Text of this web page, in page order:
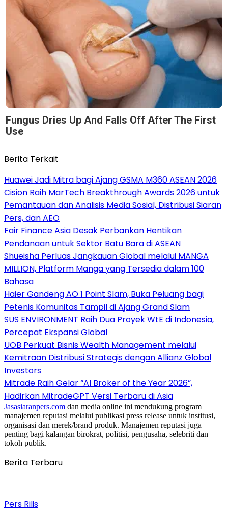
Fungus Dries Up And Falls Off After The First
Use
Berita Terkait
Huawei Jadi Mitra bagi Ajang GSMA M360 ASEAN 2026
Cision Raih MarTech Breakthrough Awards 2026 untuk
Pemantauan dan Analisis Media Sosial, Distribusi Siaran
Pers, dan AEO
Fair Finance Asia Desak Perbankan Hentikan
Pendanaan untuk Sektor Batu Bara di ASEAN
Shueisha Perluas Jangkauan Global melalui MANGA
MILLION, Platform Manga yang Tersedia dalam 100
Bahasa
Haier Gandeng AO 1 Point Slam, Buka Peluang bagi
Petenis Komunitas Tampil di Ajang Grand Slam
SUS ENVIRONMENT Raih Dua Proyek WtE di Indonesia,
Percepat Ekspansi Global
UOB Perkuat Bisnis Wealth Management melalui
Kemitraan Distribusi Strategis dengan Allianz Global
Investors
Mitrade Raih Gelar “AI Broker of the Year 2026”,
Hadirkan MitradeGPT Versi Terbaru di Asia
Jasasiaranpers.com dan media online ini mendukung program
manajemen reputasi melalui publikasi press release untuk institusi,
organisasi dan merek/brand produk. Manajemen reputasi juga
penting bagi kalangan birokrat, politisi, pengusaha, selebriti dan
tokoh publik.
Berita Terbaru
Pers Rilis